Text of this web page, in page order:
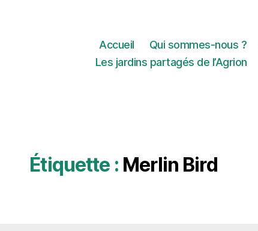
Accueil Qui sommes-nous ?
Les jardins partagés de l’Agrion
Étiquette : Merlin Bird